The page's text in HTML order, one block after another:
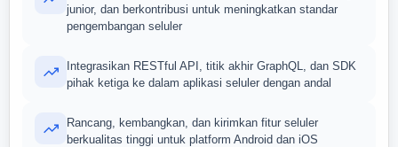
junior, dan berkontribusi untuk meningkatkan standar
pengembangan seluler
Integrasikan RESTful API, titik akhir GraphQL, dan SDK
pihak ketiga ke dalam aplikasi seluler dengan andal
Rancang, kembangkan, dan kirimkan fitur seluler
berkualitas tinggi untuk platform Android dan iOS